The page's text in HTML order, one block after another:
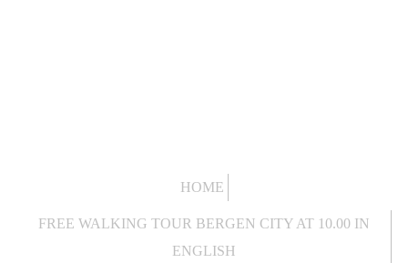
HOME
FREE WALKING TOUR BERGEN CITY AT 10.00 IN
ENGLISH